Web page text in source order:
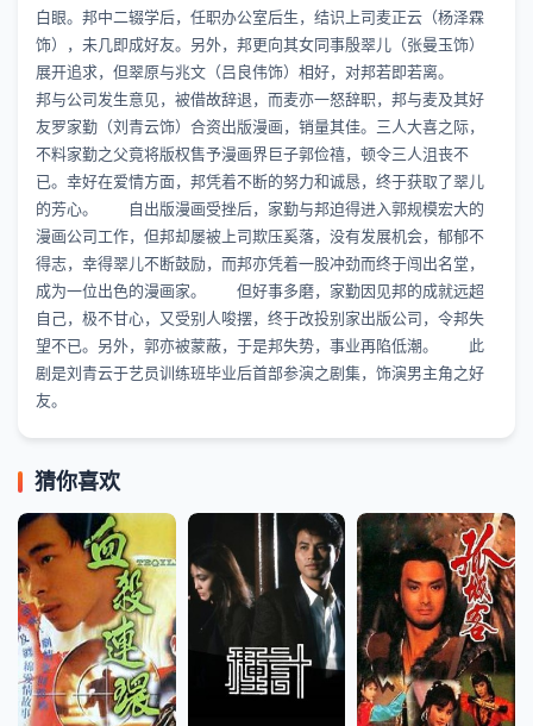
白眼。邦中二辍学后，任职办公室后生，结识上司麦正云（杨泽霖
饰），未几即成好友。另外，邦更向其女同事殷翠儿（张曼玉饰）
展开追求，但翠原与兆文（吕良伟饰）相好，对邦若即若离。
邦与公司发生意见，被借故辞退，而麦亦一怒辞职，邦与麦及其好
友罗家勤（刘青云饰）合资出版漫画，销量其佳。三人大喜之际，
不料家勤之父竟将版权售予漫画界巨子郭俭禧，顿令三人沮丧不
已。幸好在爱情方面，邦凭着不断的努力和诚恳，终于获取了翠儿
的芳心。 自出版漫画受挫后，家勤与邦迫得进入郭规模宏大的
漫画公司工作，但邦却屡被上司欺压奚落，没有发展机会，郁郁不
得志，幸得翠儿不断鼓励，而邦亦凭着一股冲劲而终于闯出名堂，
成为一位出色的漫画家。 但好事多磨，家勤因见邦的成就远超
自己，极不甘心，又受别人唆摆，终于改投别家出版公司，令邦失
望不已。另外，郭亦被蒙蔽，于是邦失势，事业再陷低潮。 此
剧是刘青云于艺员训练班毕业后首部参演之剧集，饰演男主角之好
友。
猜你喜欢